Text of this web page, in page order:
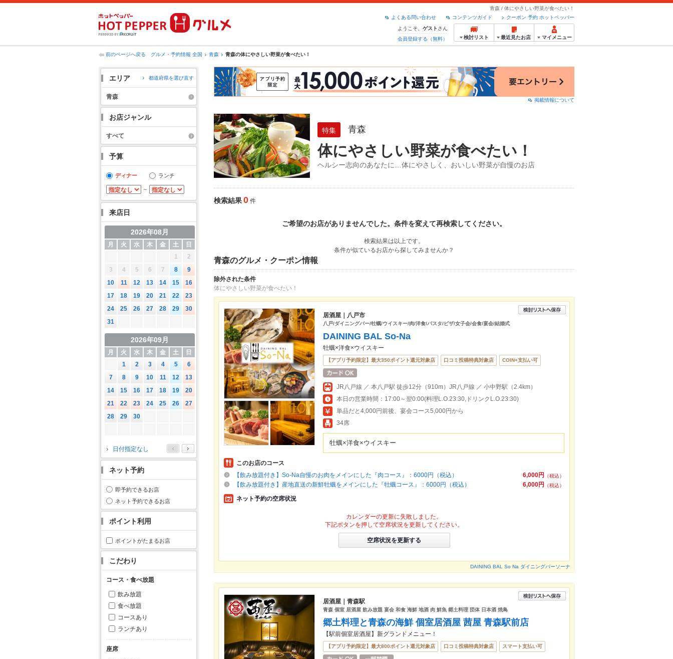
青森 / 体にやさしい野菜が食べたい！
クーポン 予約 ホットペッパー
コンテンツガイド
よくある問い合わせ
ようこそ、 ゲスト さん
会員登録する（無料）
検討リスト 最近見たお店 マイメニュー
前のページへ戻る グルメ・予約情報 全国 青森 青森の体にやさしい野菜が食べたい！
エリア 都道府県を選び直す
青森
お店ジャンル
すべて
予算
ディナー ランチ
～
来店日
2026年08月
月 火 水 木 金 土
日
1
2
3
4 5 6 7 8
9
10
11 12 13 14 15
16
17
18 19 20 21 22
23
24
25 26 27 28 29
30
31
2026年09月
月 火 水 木 金 土
日
1
2 3 4 5
6
7
8 9 10 11 12
13
14
15 16 17 18 19
20
21
22 23 24 25 26
27
28
29 30
2026年10月
月 火 水 木 金 土
日
5
12
14 15 16
19
20 21 22 23 24
25
26
27 28 29
日付指定なし
ネット予約
即予約できるお店
ネット予約できるお店
ポイント利用
ポイントがたまるお店
こだわり
コース・食べ放題
飲み放題
食べ放題
コースあり
ランチあり
座席
掲載情報について
特集 青森
体にやさしい野菜が食べたい！
ヘルシー志向のあなたに…体にやさしく、おいしい野菜が自慢のお店
検索結果0 件
ご希望のお店がありませんでした。条件を変えて再検索してください。
検索結果は以上です。
条件が似ているお店から探してみませんか？
青森のグルメ・クーポン情報
除外された条件
体にやさしい野菜が食べたい！
居酒屋｜八戸市
八戸/ダイニングバー/牡蠣/ウイスキー/肉/洋食/パスタ/ピザ/女子会/会食/宴会/結婚式
DAINING BAL So-Na
牡蠣×洋食×ウイスキー
【アプリ予約限定】最大350ポイント還元対象店 口コミ投稿特典対象店 COIN+支払い可
JR八戸線 ／ 本八戸駅 徒歩12分（910m）JR八戸線 ／ 小中野駅（2.4km）
本日の営業時間：17:00～翌0:00(料理L.O.23:30,ドリンクL.O.23:30)
単品だと4,000円前後、宴会コース5,000円から
34席
牡蠣×洋食×ウイスキー
このお店のコース
6,000円
（税込）
【飲み放題付き】So-Na自慢のお肉をメインにした『肉コース』：6000円（税込）
6,000円
（税込）
【飲み放題付き】産地直送の新鮮牡蠣をメインにした『牡蠣コース』：6000円（税込）
ネット予約の空席状況
カレンダーの更新に失敗しました。
下記ボタンを押して空席状況を更新してください。
空席状況を更新する
DAINING BAL So Na ダイニングバーソーナ
居酒屋｜青森駅
青森 個室 居酒屋 飲み放題 宴会 和食 海鮮 地酒 肉 鮮魚 郷土料理 団体 日本酒 焼鳥
郷土料理と青森の海鮮 個室居酒屋 茜屋 青森駅前店
【駅前個室居酒屋】新グランドメニュー！
【アプリ予約限定】最大800ポイント還元対象店 口コミ投稿特典対象店 スマート支払い可